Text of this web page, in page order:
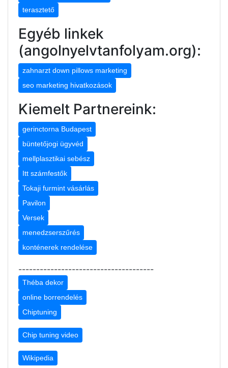
terasztető
Egyéb linkek
(angolnyelvtanfolyam.org):
zahnarzt down pillows marketing
seo marketing hivatkozások
Kiemelt Partnereink:
gerinctorna Budapest
büntetőjogi ügyvéd
mellplasztikai sebész
Itt számfestők
Tokaji furmint vásárlás
Pavilon
Versek
menedzserszűrés
konténerek rendelése
--------------------------------------
Théba dekor
online borrendelés
Chiptuning
Chip tuning video
Wikipedia